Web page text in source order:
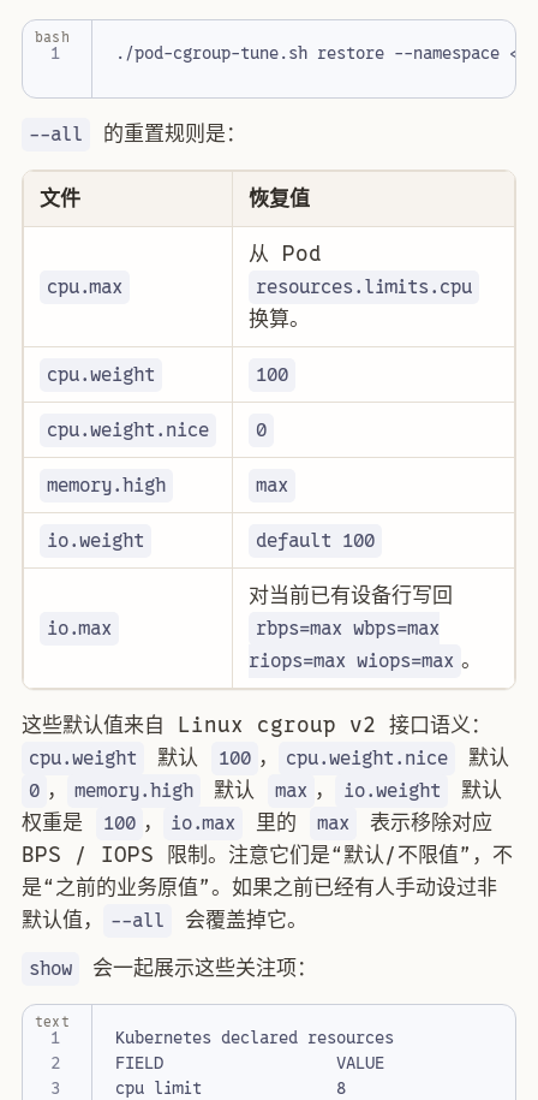
1
bash
--all 的重置规则是：
文件 恢复值
cpu.max
从 Pod
resources.limits.cpu
换算。
cpu.weight
100
cpu.weight.nice
0
memory.high
max
io.weight
default 100
io.max
对当前已有设备行写回
rbps=max wbps=max
riops=max wiops=max 。
这些默认值来自 Linux cgroup v2 接口语义：
cpu.weight 默认 100 ， cpu.weight.nice 默认
0 ， memory.high 默认 max ， io.weight
默认
权重是
100 ， io.max 里的 max
表示移除对应
BPS / IOPS 限制。注意它们是“默认/不限值”，不
是“之前的业务原值”。如果之前已经有人手动设过非
默认值，
--all 会覆盖掉它。
show 会一起展示这些关注项：
1
2
text